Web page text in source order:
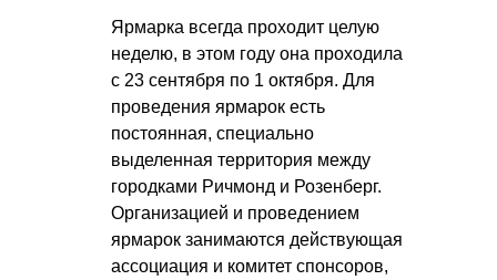
Ярмарка всегда проходит целую
неделю, в этом году она проходила
с 23 сентября по 1 октября. Для
проведения ярмарок есть
постоянная, специально
выделенная территория между
городками Ричмонд и Розенберг.
Организацией и проведением
ярмарок занимаются действующая
ассоциация и комитет спонсоров,